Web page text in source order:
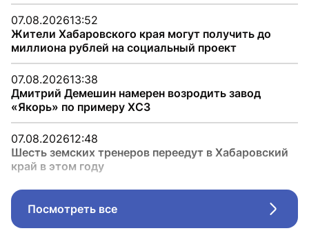
07.08.202613:52
Жители Хабаровского края могут получить до
миллиона рублей на социальный проект
07.08.202613:38
Дмитрий Демешин намерен возродить завод
«Якорь» по примеру ХСЗ
07.08.202612:48
Шесть земских тренеров переедут в Хабаровский
край в этом году
Посмотреть все